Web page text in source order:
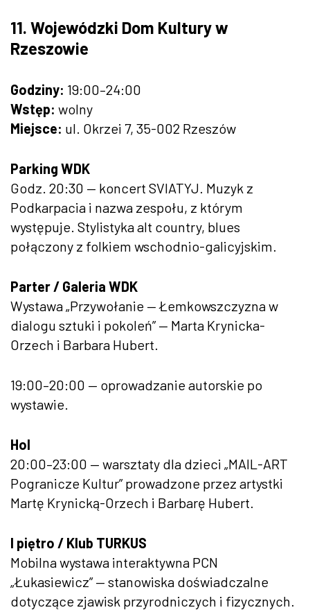
11. Wojewódzki Dom Kultury w
Rzeszowie
Godziny: 19:00–24:00
Wstęp: wolny
Miejsce: ul. Okrzei 7, 35-002 Rzeszów
Parking WDK
Godz. 20:30 — koncert SVIATYJ. Muzyk z
Podkarpacia i nazwa zespołu, z którym
występuje. Stylistyka alt country, blues
połączony z folkiem wschodnio-galicyjskim.
Parter / Galeria WDK
Wystawa „Przywołanie — Łemkowszczyzna w
dialogu sztuki i pokoleń” — Marta Krynicka-
Orzech i Barbara Hubert.
19:00–20:00 — oprowadzanie autorskie po
wystawie.
Hol
20:00–23:00 — warsztaty dla dzieci „MAIL-ART
Pogranicze Kultur” prowadzone przez artystki
Martę Krynicką-Orzech i Barbarę Hubert.
I piętro / Klub TURKUS
Mobilna wystawa interaktywna PCN
„Łukasiewicz” — stanowiska doświadczalne
dotyczące zjawisk przyrodniczych i fizycznych.